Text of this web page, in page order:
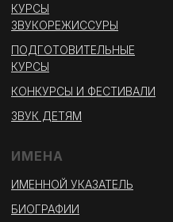
КУРСЫ
ЗВУКОРЕЖИССУРЫ
ПОДГОТОВИТЕЛЬНЫЕ
КУРСЫ
КОНКУРСЫ И ФЕСТИВАЛИ
ЗВУК ДЕТЯМ
ИМЕНА
ИМЕННОЙ УКАЗАТЕЛЬ
БИОГРАФИИ